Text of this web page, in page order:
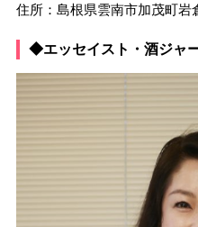
住所：島根県雲南市加茂町
◆エッセイスト・酒ジャ